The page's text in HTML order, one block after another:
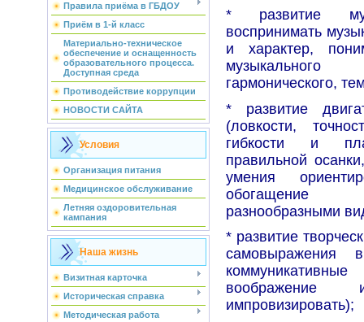
Правила приёма в ГБДОУ
Приём в 1-й класс
Материально-техническое
обеспечение и оснащенность
образовательного процесса.
Доступная среда
Противодействие коррупции
НОВОСТИ САЙТА
Условия
Организация питания
Медицинское обслуживание
Летняя оздоровительная
кампания
Наша жизнь
Визитная карточка
Историческая справка
Методическая работа
* развитие
воспринимать
и характер,
музыкального
гармонического,
* развитие
(ловкости,
гибкости и
правильной
умения
обогащение
разнообразными
* развитие
самовыражения
импровизировать);